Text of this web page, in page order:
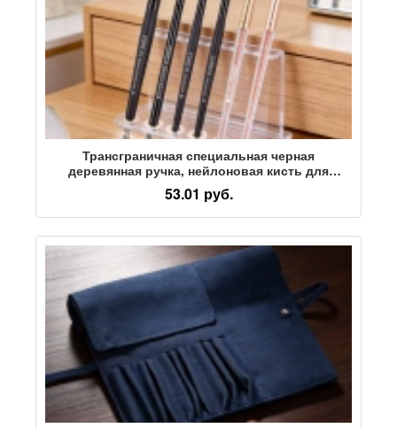
Трансграничная специальная черная
деревянная ручка, нейлоновая кисть для
макияжа волос, одиночная кисть для бровей,
инструмент для макияжа, кисть для
размазывания теней для век оптом
53.01 руб.